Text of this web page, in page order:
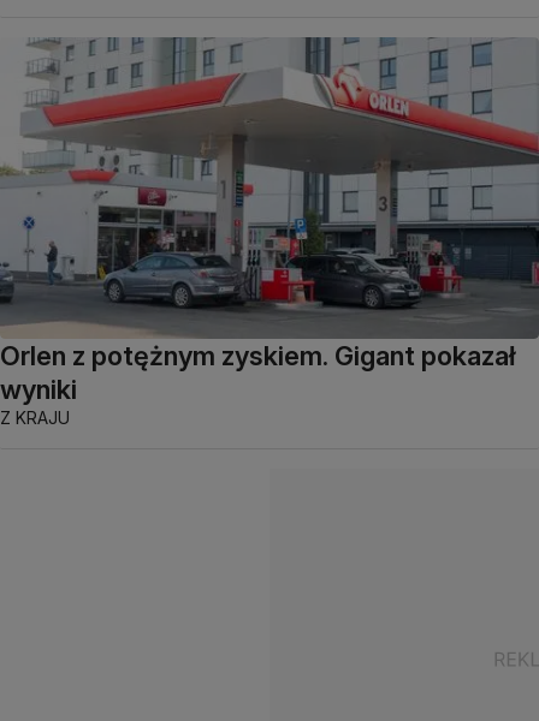
Orlen z potężnym zyskiem. Gigant pokazał
wyniki
Z KRAJU